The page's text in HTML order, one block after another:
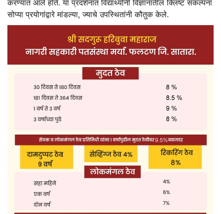
करण्यात आले होते. या प्रदर्शनात विद्यार्थ्यांनी विज्ञानातील क्लिष्ट संकल्पना
सोप्या प्रयोगांद्वारे मांडल्या, ज्याचे उपस्थितांनी कौतुक केले.